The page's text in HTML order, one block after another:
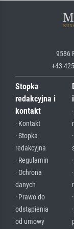
9586
+43
Stopka
redakcyjna i
kontakt
· Kontakt
· Stopka
redakcyjna
· Regulamin
· Ochrona
danych
· Prawo do
odstąpienia
od umowy